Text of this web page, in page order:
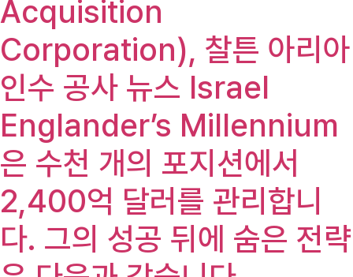
Acquisition
Corporation), 찰튼 아리아
인수 공사 뉴스 Israel
Englander’s Millennium
은 수천 개의 포지션에서
2,400억 달러를 관리합니
다. 그의 성공 뒤에 숨은 전략